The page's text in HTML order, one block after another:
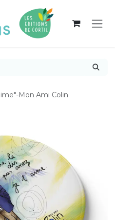
Mon Ami Colin